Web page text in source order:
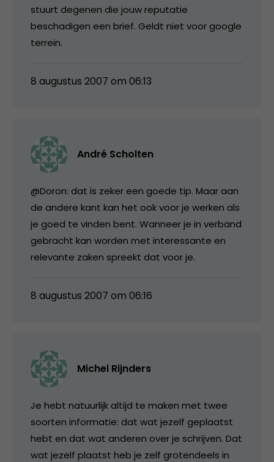
stuurt degenen die jouw reputatie
beschadigen een brief. Geldt niet voor google
terrein.
8 augustus 2007 om 06:13
André Scholten
@Doron: dat is zeker een goede tip. Maar aan
de andere kant kan het ook voor je werken als
je goed te vinden bent. Wanneer je in verband
gebracht kan worden met interessante en
relevante zaken spreekt dat voor je.
8 augustus 2007 om 06:16
Michel Rijnders
Je hebt natuurlijk altijd te maken met twee
soorten informatie: dat wat jezelf geplaatst
hebt en dat wat anderen over je schrijven. Dat
wat jezelf plaatst heb je zelf grotendeels in